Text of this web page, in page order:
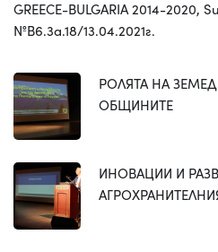
GREECE-BULGARIA 2014-2020,
№B6.3a.18/13.04.2021г.
РОЛЯТА НА
ОБЩИНИТЕ
ИНОВАЦИИ И